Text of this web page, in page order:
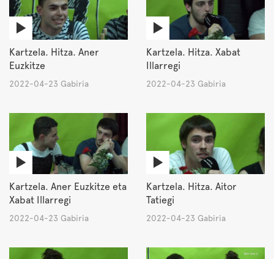
Kartzela. Hitza. Aner
Euzkitze
2022-04-23 Gabiria
Kartzela. Hitza. Xabat
Illarregi
2022-04-23 Gabiria
Kartzela. Aner Euzkitze eta
Xabat Illarregi
2022-04-23 Gabiria
Kartzela. Hitza. Aitor
Tatiegi
2022-04-23 Gabiria